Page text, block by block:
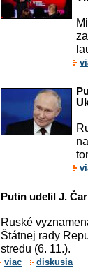
Putin udelil J.
Ruské
Štátnej rady
stredu (6. 11.).
viac diskusia